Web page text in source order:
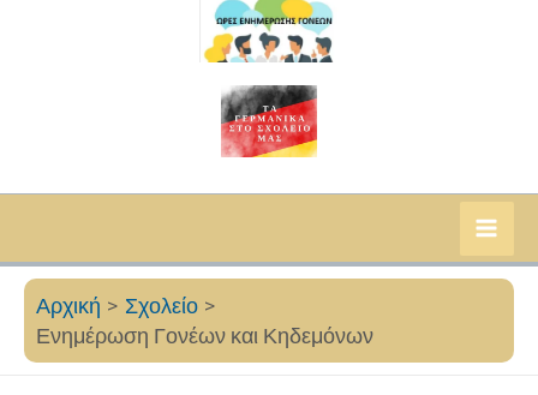
Αρχική
Σχολείο
Ενημέρωση Γονέων και Κηδεμόνων